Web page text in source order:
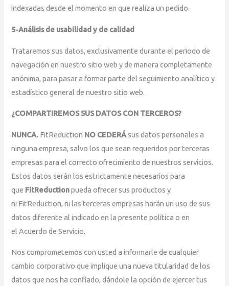
indexadas desde el momento en que realiza un pedido.
5-Análisis de usabilidad y de calidad
Trataremos sus datos, exclusivamente durante el periodo de
navegación en nuestro sitio web y de manera completamente
anónima, para pasar a formar parte del seguimiento analítico y
estadístico general de nuestro sitio web.
¿COMPARTIREMOS SUS DATOS CON TERCEROS?
NUNCA. FitReduction NO CEDERÁsus datos personales a
ninguna empresa, salvo los que sean requeridos por terceras
empresas para el correcto ofrecimiento de nuestros servicios.
Estos datos serán los estrictamente necesarios para
que FitReductionpueda ofrecer sus productos y
ni FitReduction, ni las terceras empresas harán un uso de sus
datos diferente al indicado en la presente política o en
el Acuerdo de Servicio.
Nos comprometemos con usted a informarle de cualquier
cambio corporativo que implique una nueva titularidad de los
datos que nos ha confiado, dándole la opción de ejercer tus